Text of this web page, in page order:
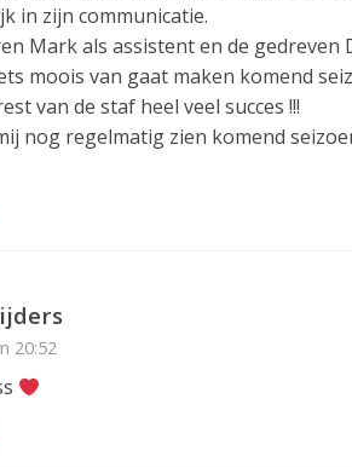
in zijn communicatie.
Mark als assistent en de
moois van gaat maken komend
van de staf heel veel succes !!!
nog regelmatig zien komend
20:52